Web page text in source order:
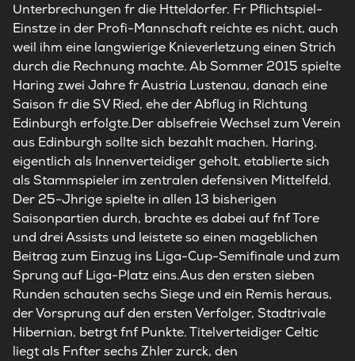
Unterbrechungen fr die Htteldorfer. Fr Pflichtspiel-
Einstze in der Profi-Mannschaft reichte es nicht, auch
weil ihm eine langwierige Knieverletzung einen Strich
durch die Rechnung machte. Ab Sommer 2015 spielte
Haring zwei Jahre fr Austria Lustenau, danach eine
Saison fr die SV Ried, ehe der Abflug in Richtung
Edinburgh erfolgte.Der ablsefreie Wechsel zum Verein
aus Edinburgh sollte sich bezahlt machen. Haring,
eigentlich als Innenverteidiger geholt, etablierte sich
als Stammspieler im zentralen defensiven Mittelfeld.
Der 25-Jhrige spielte in allen 13 bisherigen
Saisonpartien durch, brachte es dabei auf fnf Tore
und drei Assists und leistete so einen mageblichen
Beitrag zum Einzug ins Liga-Cup-Semifinale und zum
Sprung auf Liga-Platz eins.Aus den ersten sieben
Runden schauten sechs Siege und ein Remis heraus,
der Vorsprung auf den ersten Verfolger, Stadtrivale
Hibernian, betrgt fnf Punkte. Titelverteidiger Celtic
liegt als Fnfter sechs Zhler zurck, den